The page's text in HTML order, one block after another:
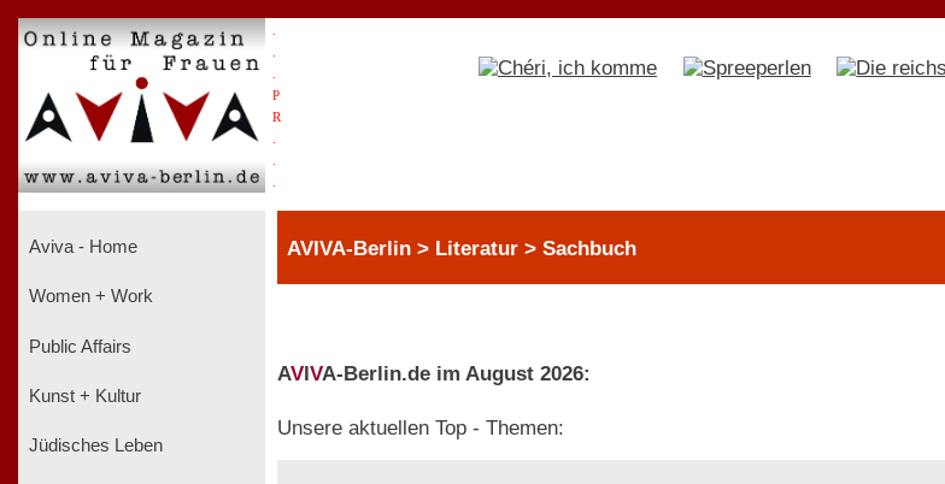
P
R
Aviva - Home
Women + Work
Public Affairs
Kunst + Kultur
Jüdisches Leben
AVIVA-Berlin > Literatur > Sachbuch
AVIVA-Berlin.de im August 2026:
Unsere aktuellen Top - Themen: